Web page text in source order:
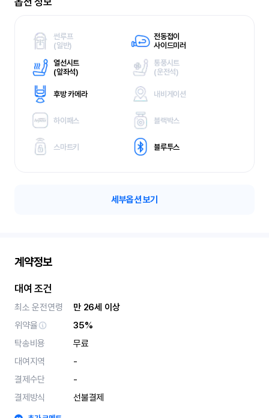
썬루프
(일반)
전동접이
사이드미러
열선시트
(앞좌석)
통풍시트
(운전석)
후방 카메라 내비게이션
하이패스 블랙박스
스마트키 블루투스
세부옵션 보기
계약정보
대여 조건
최소 운전연령
만 26세 이상
위약율
35%
탁송비용
무료
대여지역
-
결제수단
-
결제방식
선불결제